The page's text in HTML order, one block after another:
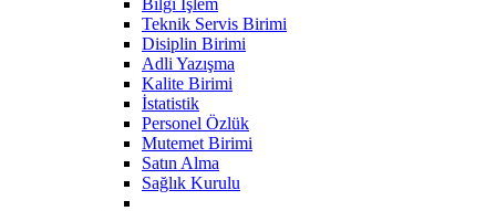
Teknik Servis Birimi
Disiplin Birimi
Adli Yazışma
Kalite Birimi
İstatistik
Personel Özlük
Mutemet Birimi
Satın Alma
Sağlık Kurulu